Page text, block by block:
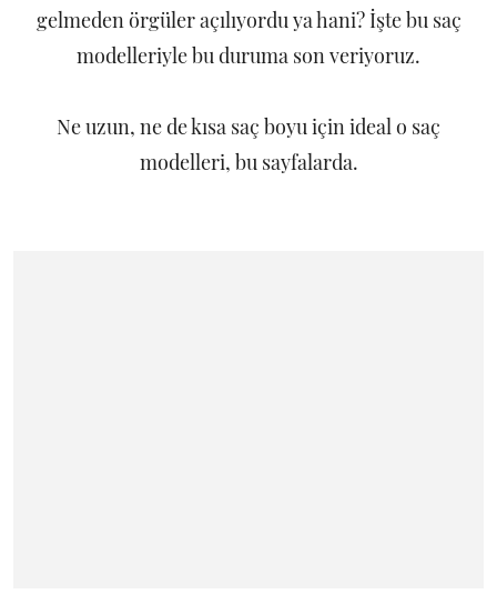
gelmeden örgüler açılıyordu ya hani? İşte bu saç
modelleriyle bu duruma son veriyoruz.
Ne uzun, ne de kısa saç boyu için ideal o saç
modelleri, bu sayfalarda.